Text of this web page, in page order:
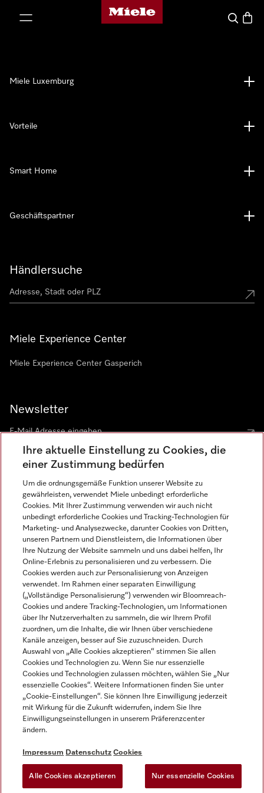
Miele-Homepage
Suche
Händlersuche
Miele Experience Center
Miele Experience Center Gasperich
Newsletter
Sprache
DEUTSCH
Miele Luxemburg
Vorteile
Smart Home
Geschäftspartner
Impressum
AGB
Datenschutz
Nutzungsbedingungen
Gesetzen über digitale Dienste
Cookie-Einstellungen
Miele auf Instagram
Miele auf Youtube
Ihre aktuelle Einstellung zu Cookies, die
einer Zustimmung bedürfen
Um die ordnungsgemäße Funktion unserer Website zu
gewährleisten, verwendet Miele unbedingt erforderliche
Cookies. Mit Ihrer Zustimmung verwenden wir auch nicht
unbedingt erforderliche Cookies und Tracking-Technologien für
Marketing- und Analysezwecke, darunter Cookies von Dritten,
unseren Partnern und Dienstleistern, die Informationen über
Ihre Nutzung der Website sammeln und uns dabei helfen, Ihr
Online-Erlebnis zu personalisieren und zu verbessern. Die
Cookies werden auch zur Personalisierung von Anzeigen
verwendet. Im Rahmen einer separaten Einwilligung
(„Vollständige Personalisierung“) verwenden wir Bloomreach-
Cookies und andere Tracking-Technologien, um Informationen
über Ihr Nutzerverhalten zu sammeln, die wir Ihrem Profil
zuordnen, um die Inhalte, die wir Ihnen über verschiedene
Kanäle anzeigen, besser auf Sie zuzuschneiden. Durch
Auswahl von „Alle Cookies akzeptieren“ stimmen Sie allen
Cookies und Technologien zu. Wenn Sie nur essenzielle
Cookies und Technologien zulassen möchten, wählen Sie „Nur
essenzielle Cookies“. Weitere Informationen finden Sie unter
„Cookie-Einstellungen“. Sie können Ihre Einwilligung jederzeit
mit Wirkung für die Zukunft widerrufen, indem Sie Ihre
Einwilligungseinstellungen in unserem Präferenzcenter
ändern.
Impressum Datenschutz Cookies
Alle Cookies akzeptieren Nur essenzielle Cookies